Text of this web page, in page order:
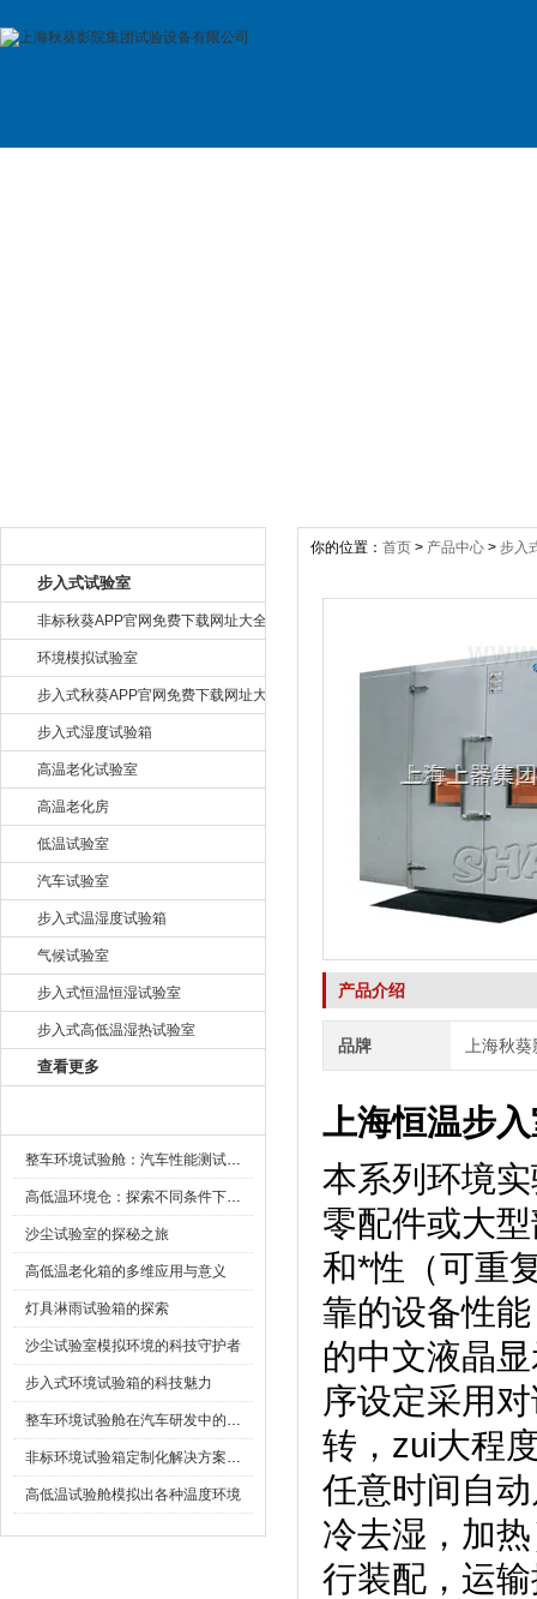
步入式试验室
非标秋葵APP官网免费下载网址大全
环境模拟试验室
步入式秋葵APP官网免费下载网址大全
步入式湿度试验箱
高温老化试验室
高温老化房
低温试验室
汽车试验室
步入式温湿度试验箱
气候试验室
步入式恒温恒湿试验室
步入式高低温湿热试验室
查看更多
整车环境试验舱：汽车性能测试的设备
高低温环境仓：探索不同条件下的科学奥秘
沙尘试验室的探秘之旅
高低温老化箱的多维应用与意义
灯具淋雨试验箱的探索
沙尘试验室模拟环境的科技守护者
步入式环境试验箱的科技魅力
整车环境试验舱在汽车研发中的作用
非标环境试验箱定制化解决方案在可靠性测试中的重要性
高低温试验舱模拟出各种温度环境
你的位置： 首页 > 产品中心 > 步入
产品介绍
品牌 上海秋
上海恒温步
本系列环境实
零配件或大型
和*性（可重
靠的设备性能
的中文液晶显
序设定采用对
转，zui大程
任意时间自动启
冷去湿
行装配，